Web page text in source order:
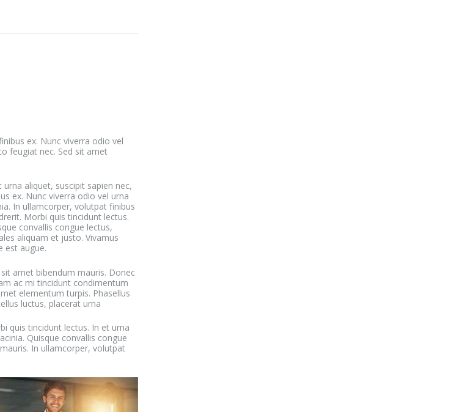
ex. Nunc viverra odio vel
feugiat nec. Sed sit amet
urna aliquet, suscipit sapien nec,
ex. Nunc viverra odio vel urna
In ullamcorper, volutpat finibus
Morbi quis tincidunt lectus.
convallis congue lectus,
aliquam et justo. Vivamus
est augue.
sit amet bibendum mauris. Donec
ac mi tincidunt condimentum
elementum turpis. Phasellus
luctus, placerat urna
quis tincidunt lectus. In et urna
Quisque convallis congue
In ullamcorper, volutpat